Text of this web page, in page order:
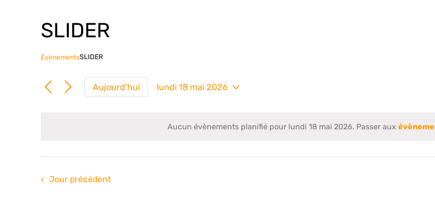
Aucun évènements planifié pour lundi 18 mai 2026. Passer aux
SLIDER
ÉvènementsSLIDER
Aujourd'hui lundi 18 mai 2026
date.
Jour précédent